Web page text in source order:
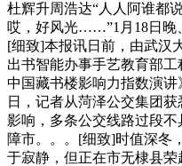
杜辉升周浩达“人人阿谁都
哎，好风光……”1月18日晚
[细致]本报讯日前，由武汉
出书智能办事手艺教育部
中国藏书楼影响力指数演
日，记者从菏泽公交集团
影响，多条公交线路过段
障市。。。[细致]时值深冬
于寂静，但正在市无棣县荣